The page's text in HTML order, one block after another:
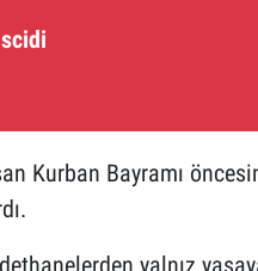
Kurban Bayramı